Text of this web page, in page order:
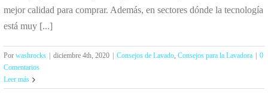
mejor calidad para comprar. Además, en sectores dónde la tecnología
está muy [...]
Por washrocks diciembre 4th, 2020 Consejos de Lavado, Consejos para la Lavadora
0
Comentarios
Leer más